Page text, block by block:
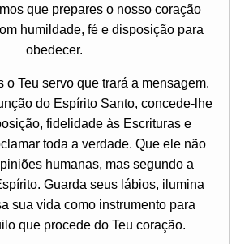
que prepares o nosso coração
humildade, fé e disposição para
obedecer.
o Teu servo que trará a mensagem.
do Espírito Santo, concede-lhe
fidelidade às Escrituras e
toda a verdade. Que ele não
humanas, mas segundo a
Guarda seus lábios, ilumina
sua vida como instrumento para
que procede do Teu coração.